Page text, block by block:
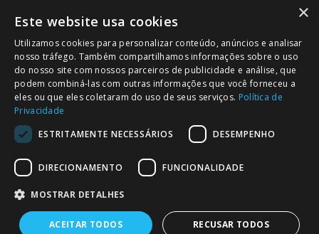
Calendário da 2ª Divisão - Série B - 2025-2026
Calendário da Época
NOTÍCIAS/COMUNICADOS
Notícias
Comunicados
© 2026 Associação Futebol Popular Barcelos
×
Este website usa cookies
Utilizamos cookies para personalizar conteúdo, anúncios e analisar
nosso tráfego. Também compartilhamos informações sobre o uso
do nosso site com nossos parceiros de publicidade e análise, que
podem combiná-las com outras informações que você forneceu a
eles ou que eles coletaram do uso de seus serviços. Política de
Privacidade
ESTRITAMENTE NECESSÁRIOS
DESEMPENHO
DIRECIONAMENTO FUNCIONALIDADE
MOSTRAR DETALHES
ACEITAR TODOS RECUSAR TODOS